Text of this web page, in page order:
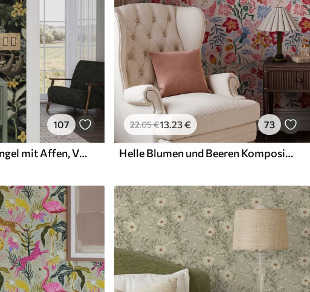
107
Tropischer Dschungel mit Affen, Vögeln und dichtem Blattwerk
22.05€13.23€ 73
Helle Blumen und Beeren Komposition mit Papageien